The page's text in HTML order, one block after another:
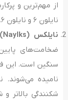
از مهم‌ترین و
نایلون ۶ و نایلون ۶.۶ را نام برد.
نایلکس (Naylks
ضخامت‌های پایین
سنگین است. این
نامیده می‌شوند.
شکنندگی بالاتر